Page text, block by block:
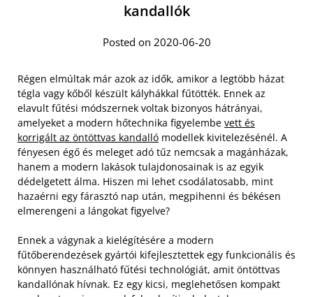
kandallók
Posted on 2020-06-20
Régen elmúltak már azok az idők, amikor a legtöbb házat
tégla vagy kőből készült kályhákkal fűtötték. Ennek az
elavult fűtési módszernek voltak bizonyos hátrányai,
amelyeket a modern hőtechnika figyelembe vett és
korrigált az öntöttvas kandalló modellek kivitelezésénél. A
fényesen égő és meleget adó tűz nemcsak a magánházak,
hanem a modern lakások tulajdonosainak is az egyik
dédelgetett álma. Hiszen mi lehet csodálatosabb, mint
hazaérni egy fárasztó nap után, megpihenni és békésen
elmerengeni a lángokat figyelve?
Ennek a vágynak a kielégítésére a modern
fűtőberendezések gyártói kifejlesztettek egy funkcionális és
könnyen használható fűtési technológiát, amit öntöttvas
kandallónak hívnak. Ez egy kicsi, meglehetősen kompakt